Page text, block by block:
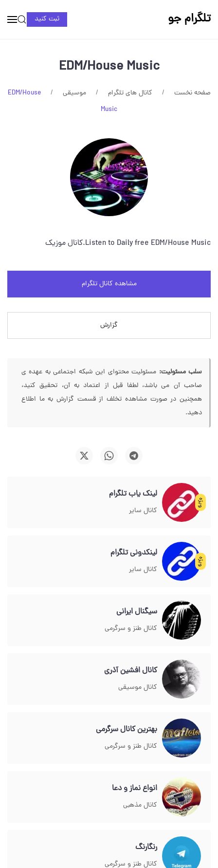
تلگرام جو ثبت کنید
EDM/House Music
صفحه نخست کانال های تلگرام موسیقی
EDM/House
Music
Listen to Daily free EDM/House Music.کانال موزیک
مشاهده کانال تلگرام
گزارش
سلب مسئولیت: مسئولیت محتوای این شبکه اجتماعی به عهده ی
صاحب آن می باشد، لطفا قبل از اعتماد به آن، تحقیق کنید،
همچنین در صورت مشاهده تخلف از قسمت گزارش به ما اطلاع
دهید.
ویژه
لینک یاب تلگرام
کانال سایر
ویژه
لینکدونی تلگرام
کانال سایر
سیگنال ایرانی
کانال طنز و سرگرمی
کانال افشین آذری
کانال موسیقی
بهترين كانال سرگرمي
کانال طنز و سرگرمی
انواع نماز و دعا
کانال مذهبی
رنگارنگ
کانال طنز و سرگرمی